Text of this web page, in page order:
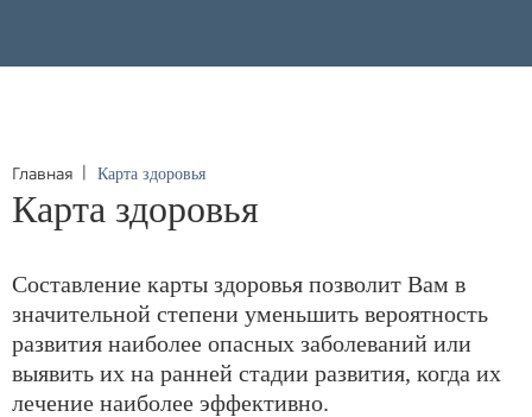
Главная Карта здоровья
Карта здоровья
Составление карты здоровья позволит Вам в
значительной степени уменьшить вероятность
развития наиболее опасных заболеваний или
выявить их на ранней стадии развития, когда их
лечение наиболее эффективно.